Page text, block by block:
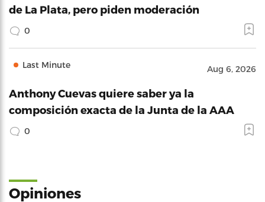
de La Plata, pero piden moderación
0
Last Minute Aug 6, 2026
Anthony Cuevas quiere saber ya la
composición exacta de la Junta de la AAA
0
Opiniones